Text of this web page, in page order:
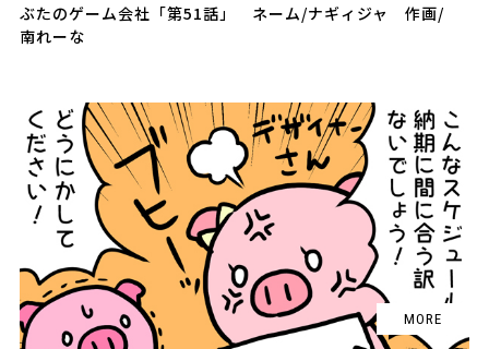
ぶたのゲーム会社「第51話」 ネーム/ナギィジャ 作画/
南れーな